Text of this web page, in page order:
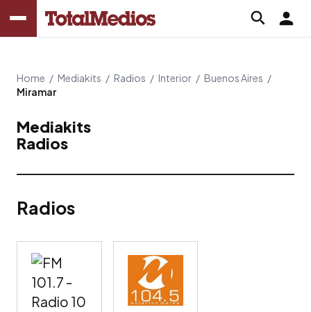
Home / Mediakits / Radios / Interior / Buenos Aires /
Miramar
Mediakits
Radios
Radios